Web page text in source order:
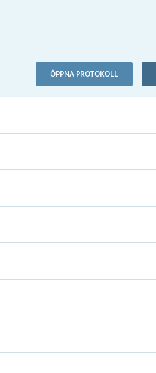
ÖPPNA PROTOKOLL